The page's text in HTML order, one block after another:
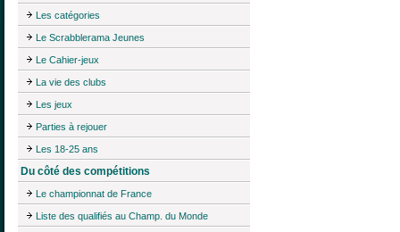
Les catégories
Le Scrabblerama Jeunes
Le Cahier-jeux
La vie des clubs
Les jeux
Parties à rejouer
Les 18-25 ans
Du côté des compétitions
Le championnat de France
Liste des qualifiés au Champ. du Monde